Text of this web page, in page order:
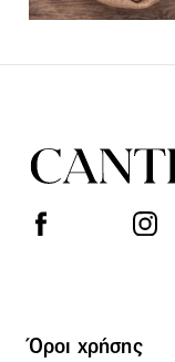
Όροι χρήσης